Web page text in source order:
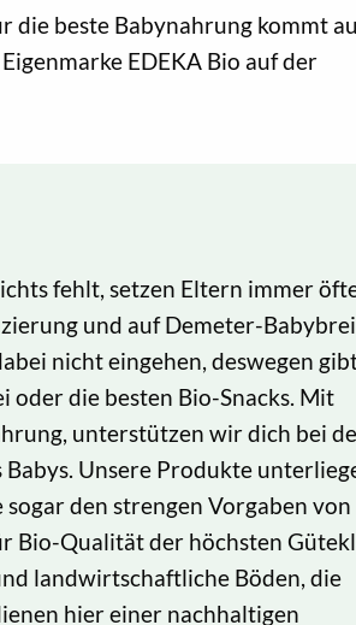
die beste Babynahrung kommt
EDEKA Bio auf der
fehlt, setzen Eltern immer
und auf Demeter-Babybrei.
nicht eingehen, deswegen
oder die besten Bio-Snacks. Mit
unterstützen wir dich bei
Unsere Produkte
den strengen Vorgaben von
Bio-Qualität der höchsten
landwirtschaftliche Böden, die
hier einer nachhaltigen